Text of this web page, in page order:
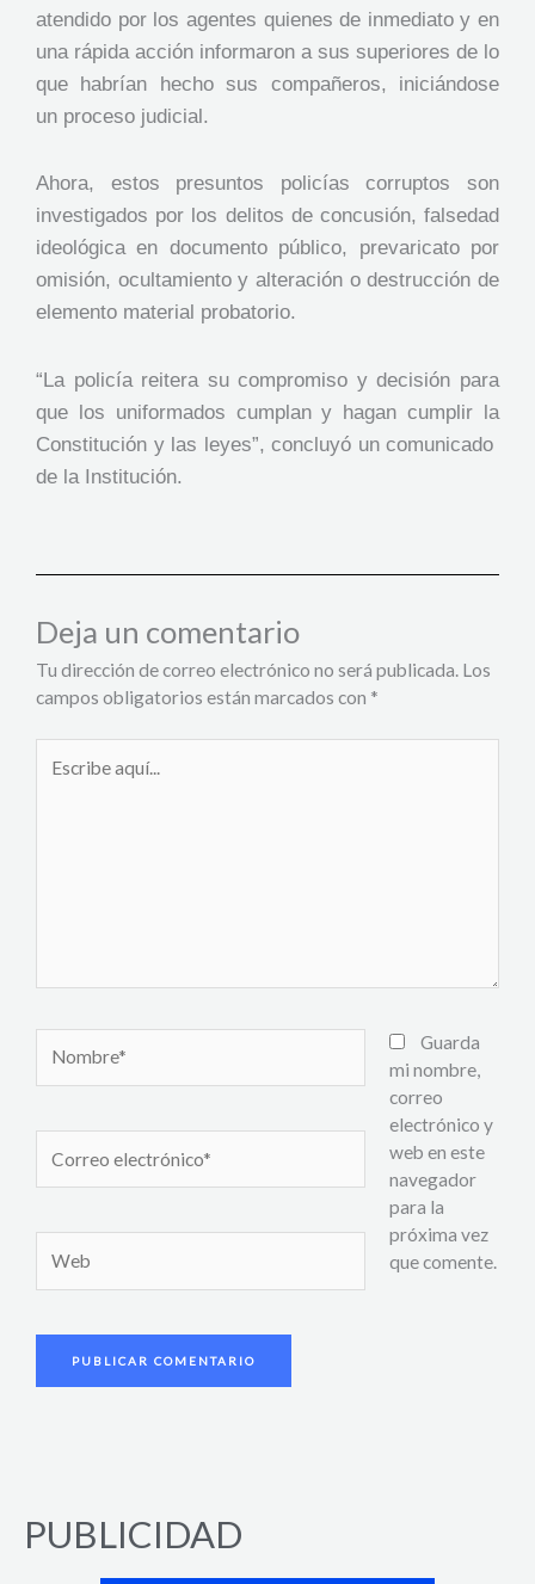
atendido por los agentes quienes de inmediato y en
una rápida acción informaron a sus superiores de lo
que habrían hecho sus compañeros, iniciándose
un proceso judicial.
Ahora, estos presuntos policías corruptos son
investigados por los delitos de concusión, falsedad
ideológica en documento público, prevaricato por
omisión, ocultamiento y alteración o destrucción de
elemento material probatorio.
“La policía reitera su compromiso y decisión para
que los uniformados cumplan y hagan cumplir la
Constitución y las leyes”, concluyó un comunicado
de la Institución.
Deja un comentario
Tu dirección de correo electrónico no será publicada. Los
campos obligatorios están marcados con *
aquí...
electrónico*
Guarda
mi nombre,
correo
electrónico y
web en este
navegador
para la
próxima vez
que comente.
PUBLICIDAD